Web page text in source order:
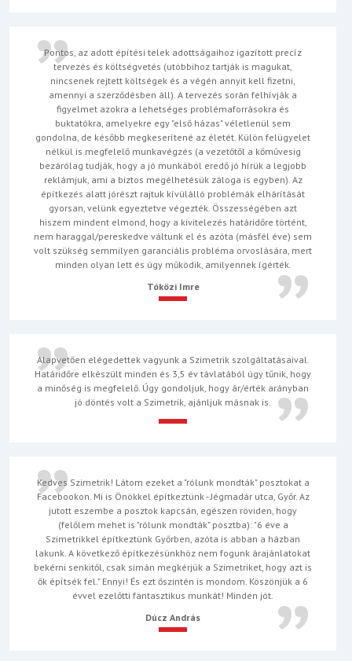
Pontos, az adott építési telek adottságaihoz igazított precíz
tervezés és költségvetés (utóbbihoz tartják is magukat,
nincsenek rejtett költségek és a végén annyit kell fizetni,
amennyi a szerződésben áll). A tervezés során felhívják a
figyelmet azokra a lehetséges problémaforrásokra és
buktatókra, amelyekre egy "első házas" véletlenül sem
gondolna, de később megkeserítené az életét. Külön felügyelet
nélkül is megfelelő munkavégzés (a vezetőtől a kőművesig
bezárólag tudják, hogy a jó munkából eredő jó hírük a legjobb
reklámjuk, ami a biztos megélhetésük záloga is egyben). Az
építkezés alatt jórészt rajtuk kívülálló problémák elhárítását
gyorsan, velünk egyeztetve végezték. Összességében azt
hiszem mindent elmond, hogy a kivitelezés határidőre történt,
nem haraggal/pereskedve váltunk el és azóta (másfél éve) sem
volt szükség semmilyen garanciális probléma orvoslására, mert
minden olyan lett és úgy működik, amilyennek ígérték.
Tóközi Imre
Alapvetően elégedettek vagyunk a Szimetrik szolgáltatásaival.
Határidőre elkészült minden és 3,5 év távlatából úgy tűnik, hogy
a minőség is megfelelő. Úgy gondoljuk, hogy ár/érték arányban
jó döntés volt a Szimetrik, ajánljuk másnak is.
Kedves Szimetrik! Látom ezeket a "rólunk mondták" posztokat a
Facebookon. Mi is Önökkel építkeztünk - Jégmadár utca, Győr. Az
jutott eszembe a posztok kapcsán, egészen röviden, hogy
(felőlem mehet is "rólunk mondták" posztba): "6 éve a
Szimetrikkel építkeztünk Győrben, azóta is abban a házban
lakunk. A következő építkezésünkhöz nem fogunk árajánlatokat
bekérni senkitől, csak simán megkérjük a Szimetriket, hogy azt is
ők építsék fel." Ennyi! És ezt őszintén is mondom. Köszönjük a 6
évvel ezelőtti fantasztikus munkát! Minden jót.
Dúcz András